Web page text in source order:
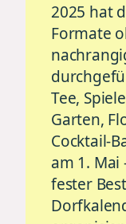
2025 hat
Formate
Tee,
Garten,
Cocktail-
am 1.
fester